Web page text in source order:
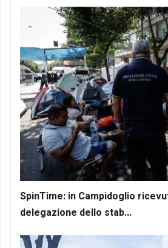
SpinTime: in Campidoglio
delegazione dello stab...